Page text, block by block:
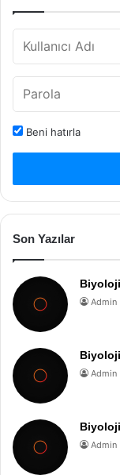
Beni hatırla
Son Yazılar
Admin
Admin
Biyoloji
Admin